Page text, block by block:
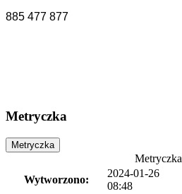
885 477 877
Metryczka
Metryczka
Metryczka
Wytworzono:
2024-01-26
08:48